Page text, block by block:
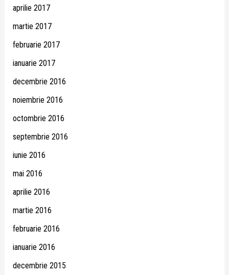
aprilie 2017
martie 2017
februarie 2017
ianuarie 2017
decembrie 2016
noiembrie 2016
octombrie 2016
septembrie 2016
iunie 2016
mai 2016
aprilie 2016
martie 2016
februarie 2016
ianuarie 2016
decembrie 2015